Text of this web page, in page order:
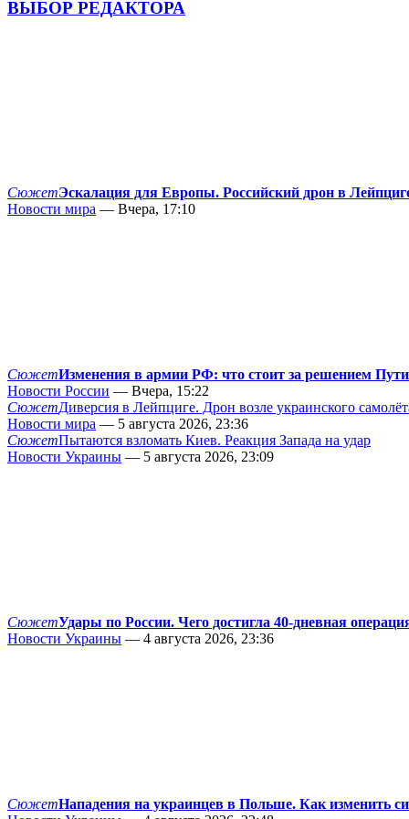
ВЫБОР РЕДАКТОРА
СюжетЭскалация для Европы. Российский дрон в
Новости мира — Вчера, 17:10
СюжетИзменения в армии РФ: что стоит за решением
Новости России — Вчера, 15:22
СюжетДиверсия в Лейпциге. Дрон возле украинского
Новости мира — 5 августа 2026, 23:36
СюжетПытаются взломать Киев. Реакция Запада на удар
Новости Украины — 5 августа 2026, 23:09
СюжетУдары по России. Чего достигла 40-дневная
Новости Украины — 4 августа 2026, 23:36
СюжетНападения на украинцев в Польше. Как изменить